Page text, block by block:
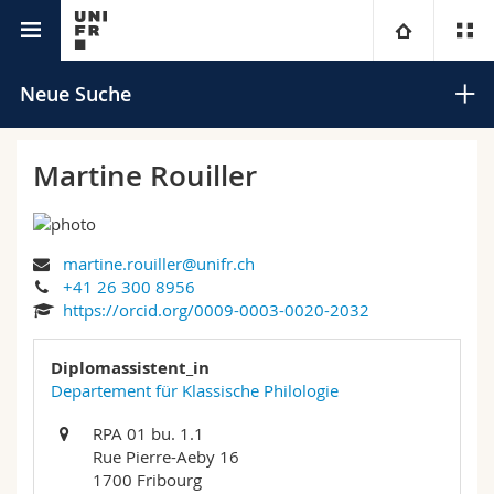
Universität
Campus
Forschung
Weiterbildung
Rechtswissenschaftliche Fak.
Philosophische Fak.
Fak. für Erziehungs- und Bildungswissenschaften
Informationen für
Studieninteressierte
Medien
Forschende
Ressourcen
Ortsplan
Bibliotheken
Neue Suche
Suchen
Martine Rouiller
martine.rouiller@unifr.ch
+41 26 300 8956
https://orcid.org/0009-0003-0020-2032
Diplomassistent_in
Departement für Klassische Philologie
RPA 01 bu. 1.1
Rue Pierre-Aeby 16
1700 Fribourg